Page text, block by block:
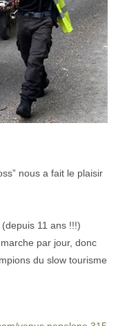
nous a fait le plaisir
11 ans !!!)
par jour, donc
du slow tourisme